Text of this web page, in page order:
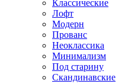
Классические
Лофт
Модерн
Прованс
Неоклассика
Минимализм
Под старину
Скандинавские